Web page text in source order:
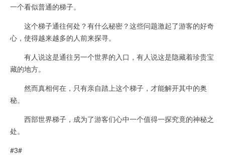
一个看似普通的梯子。
这个梯子通往何处？有什么秘密？这些问题激起了游客的好奇
心，使得越来越多的人前来探寻。
有人说这是通往另一个世界的入口，有人说这是隐藏着珍贵宝
藏的地方。
然而真相何在，只有亲自踏上这个梯子，才能解开其中的奥
秘。
西部世界梯子，成为了游客们心中一个值得一探究竟的神秘之
处。
#3#